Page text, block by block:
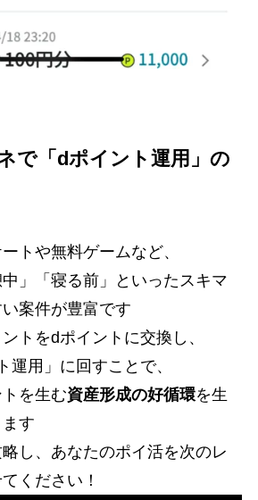
で「dポイント運用」の
トや無料ゲームなど、
中」「寝る前」といったスキマ
案件が豊富です
トをdポイントに交換し、
運用」に回すことで、
を生む資産形成の好循環を生
す
し、あなたのポイ活を次のレ
ください！